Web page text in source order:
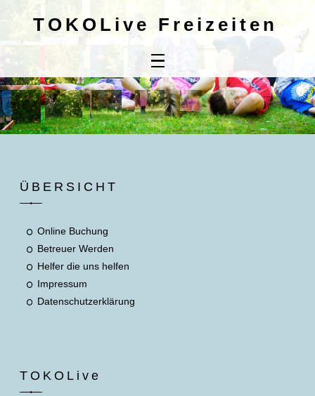
Home
Buchung
Kontaktdaten
TOKOLive Freizeiten
ÜBERSICHT
Online Buchung
Betreuer Werden
Helfer die uns helfen
Impressum
Datenschutzerklärung
TOKOLive